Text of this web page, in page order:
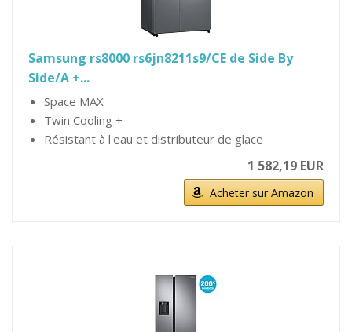
Samsung rs8000 rs6jn8211s9/CE de Side By
Side/A +...
Space MAX
Twin Cooling +
Résistant à l'eau et distributeur de glace
1 582,19 EUR
Acheter sur Amazon